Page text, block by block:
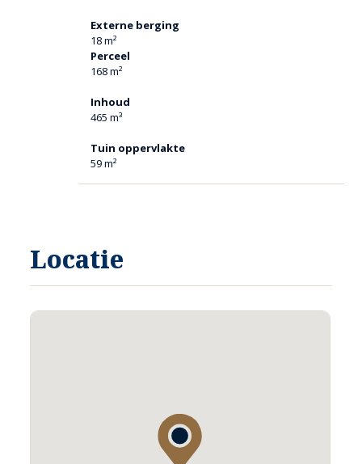
Externe berging
18 m²
Perceel
168 m²
Inhoud
465 m³
Tuin oppervlakte
59 m²
Locatie